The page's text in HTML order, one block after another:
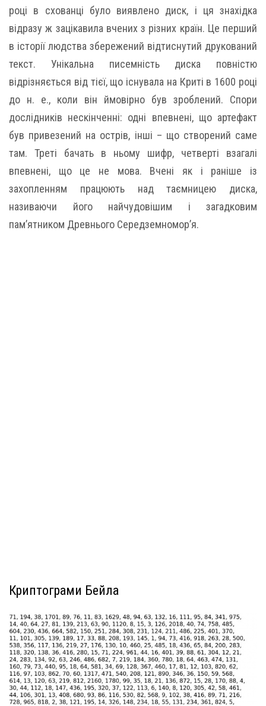
році в схованці було виявлено диск, і ця знахідка
відразу ж зацікавила вчених з різних країн. Це перший
в історії людства збережений відтиснутий друкований
текст. Унікальна писемність диска повністю
відрізняється від тієї, що існувала на Криті в 1600 році
до н. е., коли він ймовірно був зроблений. Спори
дослідників нескінченні: одні впевнені, що артефакт
був привезений на острів, інші – що створений саме
там. Треті бачать в ньому шифр, четверті взагалі
впевнені, що це не мова. Вчені як і раніше із
захопленням працюють над таємницею диска,
називаючи його найчудовішим і загадковим
пам’ятником Древнього Середземномор’я.
Криптограми Бейла